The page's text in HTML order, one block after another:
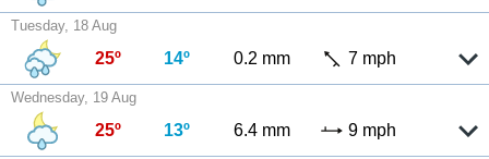
Tuesday, 18 Aug
25º 14º 0.2 mm 7 mph
Wednesday, 19 Aug
25º 13º 6.4 mm 9 mph